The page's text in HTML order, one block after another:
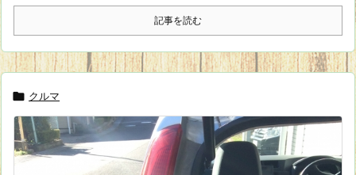
記事を読む
 クルマ